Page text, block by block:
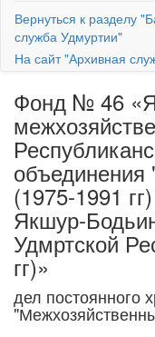
Вернуться к разделу
служба Удмуртии"
На сайт "Архивная
Фонд № 46
объединения
(1975-1991
Якшур-
Удмртской
гг)»
дел постоянного